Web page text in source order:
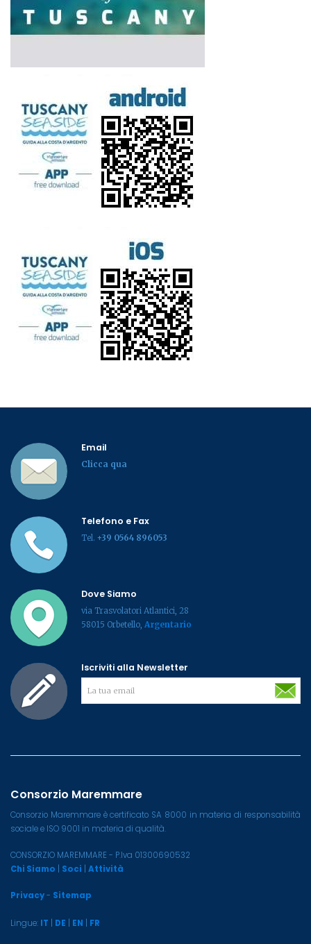
Email
Clicca qua
Telefono e Fax
Tel. +39 0564 896053
Dove Siamo
via Trasvolatori Atlantici, 28
58015 Orbetello, Argentario
Iscriviti alla Newsletter
Consorzio Maremmare
Consorzio Maremmare è certificato SA 8000 in materia di responsabilità
sociale e ISO 9001 in materia di qualità.
CONSORZIO MAREMMARE - P.Iva 01300690532
Chi Siamo
Soci Attività
Privacy- Sitemap
Lingue: IT DE EN FR